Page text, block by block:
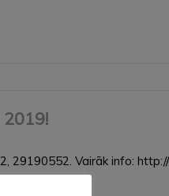
29190552. Vairāk info: